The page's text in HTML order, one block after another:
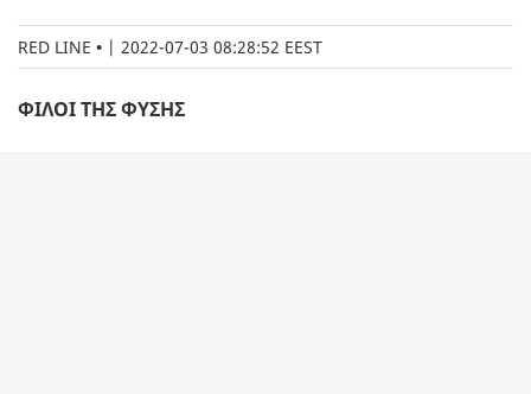
RED LINE | 2022-07-03 08:28:52 EEST
ΦΙΛΟΙ ΤΗΣ ΦΥΣΗΣ